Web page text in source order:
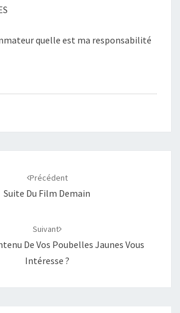
quelle est ma responsabilité
Précédent
Suite Du Film Demain
Suivant
De Vos Poubelles Jaunes Vous
Intéresse ?